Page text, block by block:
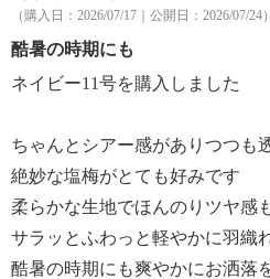
（購入日：2026/07/17｜公開日：2026/07/24）
酷暑の時期にも
ネイビー11号を購入しました
ちゃんとシアー感がありつつも
絶妙な塩梅がとても好みです
柔らかな生地でほんのりツヤ感
サラッとふわっと軽やかに羽織
酷暑の時期にも爽やかにお洒落